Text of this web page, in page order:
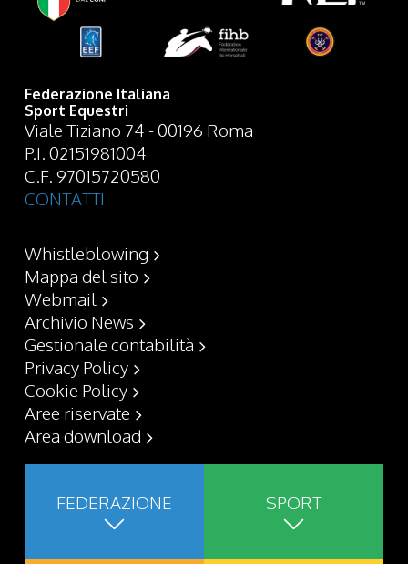
Federazione Italiana
Sport Equestri
Viale Tiziano 74 - 00196 Roma
P.I. 02151981004
C.F. 97015720580
CONTATTI
Whistleblowing
Mappa del sito
Webmail
Archivio News
Gestionale contabilità
Privacy Policy
Cookie Policy
Aree riservate
Area download
FEDERAZIONE SPORT